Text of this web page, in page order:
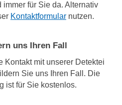
für Sie da. Alternativ
Kontaktformular nutzen.
uns Ihren Fall
Kontakt mit unserer Detektei
Sie uns Ihren Fall. Die
ist für Sie kostenlos.